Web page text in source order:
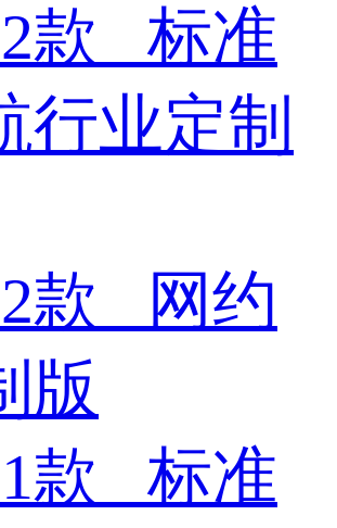
款 标准
行业定制
款 网约
版
款 标准